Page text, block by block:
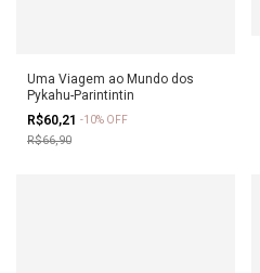
Uma Viagem ao Mundo dos
Pykahu-Parintintin
R$60,21 -10% OFF
R$66,90